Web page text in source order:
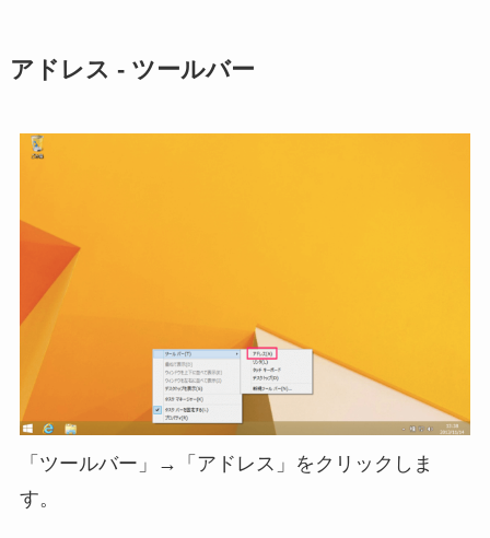
アドレス - ツールバー
「ツールバー」→「アドレス」をクリックしま
す。